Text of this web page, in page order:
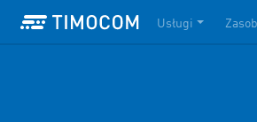
Usługi